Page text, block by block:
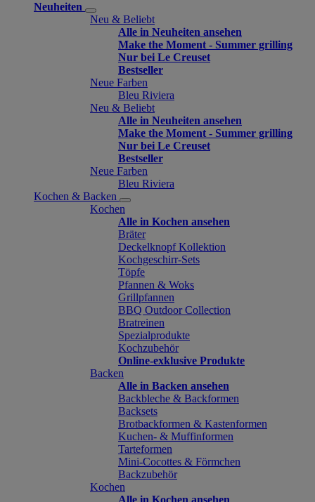
Neuheiten
Neu & Beliebt
Alle in Neuheiten ansehen
Make the Moment - Summer grilling
Nur bei Le Creuset
Bestseller
Neue Farben
Bleu Riviera
Neu & Beliebt
Alle in Neuheiten ansehen
Make the Moment - Summer grilling
Nur bei Le Creuset
Bestseller
Neue Farben
Bleu Riviera
Kochen & Backen
Kochen
Alle in Kochen ansehen
Bräter
Deckelknopf Kollektion
Kochgeschirr-Sets
Töpfe
Pfannen & Woks
Grillpfannen
BBQ Outdoor Collection
Bratreinen
Spezialprodukte
Kochzubehör
Online-exklusive Produkte
Backen
Alle in Backen ansehen
Backbleche & Backformen
Backsets
Brotbackformen & Kastenformen
Kuchen- & Muffinformen
Tarteformen
Mini-Cocottes & Förmchen
Backzubehör
Kochen
Alle in Kochen ansehen